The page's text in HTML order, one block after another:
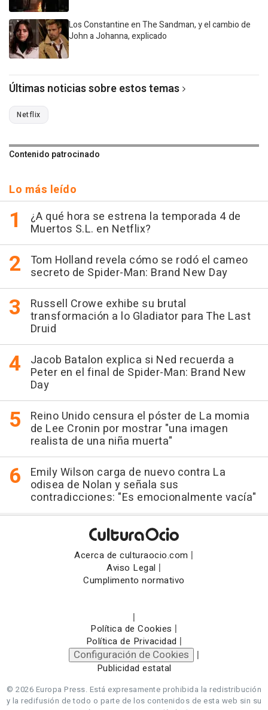
Los Constantine en The Sandman, y el cambio de
John a Johanna, explicado
Últimas noticias sobre estos temas
Netflix
Contenido patrocinado
Lo más leído
¿A qué hora se estrena la temporada 4 de
Muertos S.L. en Netflix?
Tom Holland revela cómo se rodó el cameo
secreto de Spider-Man: Brand New Day
Russell Crowe exhibe su brutal
transformación a lo Gladiator para The Last
Druid
Jacob Batalon explica si Ned recuerda a
Peter en el final de Spider-Man: Brand New
Day
Reino Unido censura el póster de La momia
de Lee Cronin por mostrar "una imagen
realista de una niña muerta"
Emily Wilson carga de nuevo contra La
odisea de Nolan y señala sus
contradicciones: "Es emocionalmente vacía"
Acerca de culturaocio.com |
Aviso Legal |
Cumplimento normativo
|
Política de Cookies |
Política de Privacidad |
Configuración de Cookies |
Publicidad estatal
© 2026 Europa Press. Está expresamente prohibida la redistribución
y la redifusión de todo o parte de los contenidos de esta web sin su